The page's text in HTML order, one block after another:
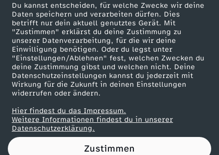
Du kannst entscheiden, für welche Zwecke wir deine
Daten speichern und verarbeiten dürfen. Dies
betrifft nur dein aktuell genutztes Gerät. Mit
"Zustimmen" erklärst du deine Zustimmung zu
unserer Datenverarbeitung, für die wir deine
Einwilligung benötigen. Oder du legst unter
"Einstellungen/Ablehnen" fest, welchen Zwecken du
deine Zustimmung gibst und welchen nicht. Deine
Datenschutzeinstellungen kannst du jederzeit mit
Wirkung für die Zukunft in deinen Einstellungen
widerrufen oder ändern.
Hier findest du das Impressum.
Weitere Informationen findest du in unserer
Datenschutzerklärung.
Zustimmen
h
l
a
n
d
s
ZDF goes Schule
Werbefernsehen
Mainzelmännchen
Partner